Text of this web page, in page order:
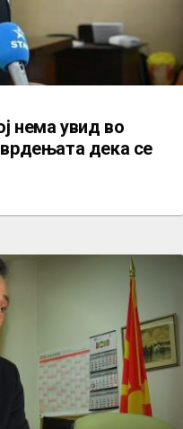
нема увид во
дека се